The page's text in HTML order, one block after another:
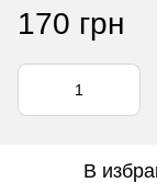
170 грн
В